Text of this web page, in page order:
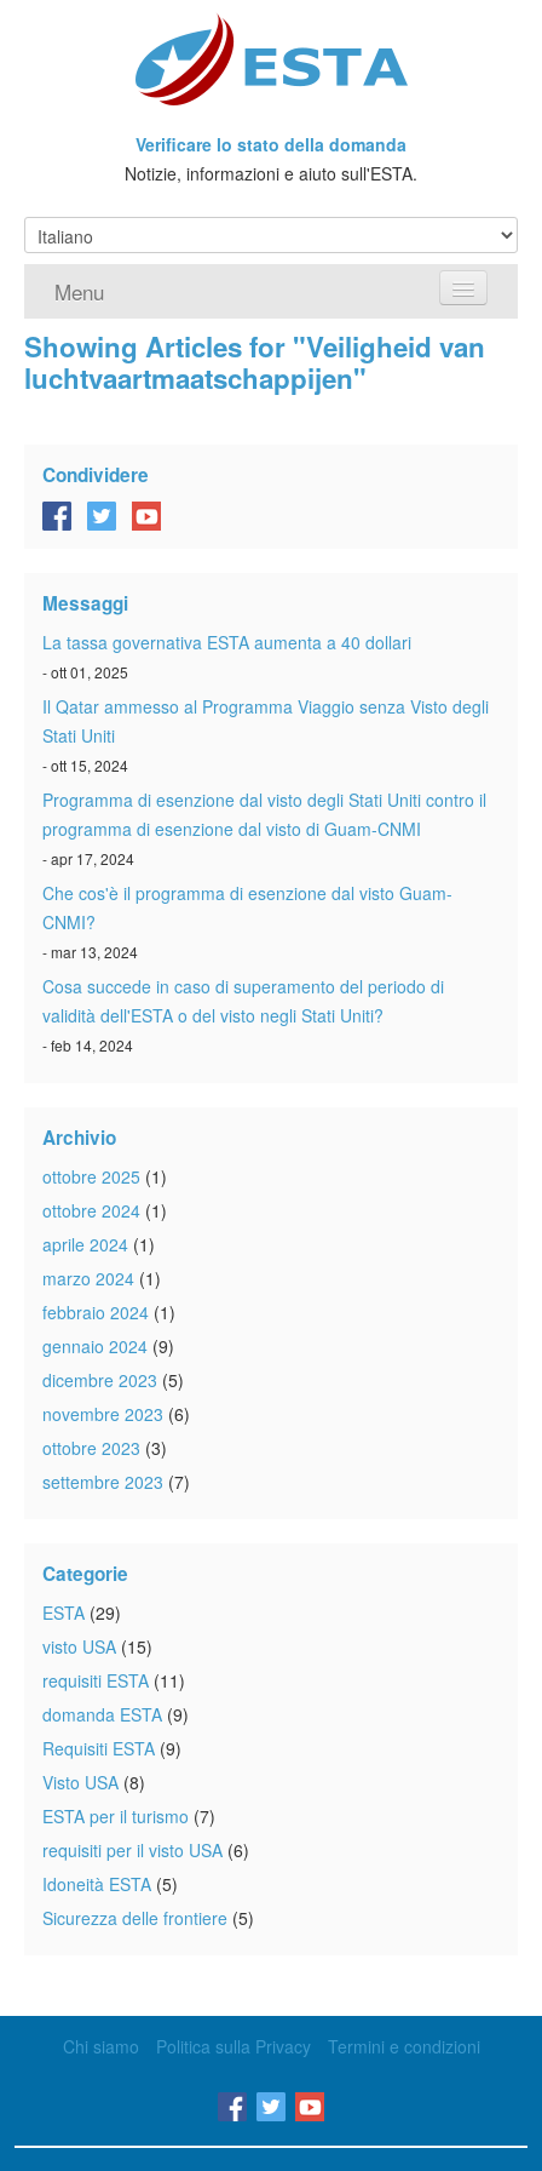
Verificare lo stato della domanda
Notizie, informazioni e aiuto sull'ESTA.
Menu
Home
Viaggio senza Visto
ESTA info
Contatto
Showing Articles for "Veiligheid van
luchtvaartmaatschappijen"
Condividere
Messaggi
La tassa governativa ESTA aumenta a 40 dollari
- ott 01, 2025
Il Qatar ammesso al Programma Viaggio senza Visto degli
Stati Uniti
- ott 15, 2024
Programma di esenzione dal visto degli Stati Uniti contro il
programma di esenzione dal visto di Guam-CNMI
- apr 17, 2024
Che cos'è il programma di esenzione dal visto Guam-
CNMI?
- mar 13, 2024
Cosa succede in caso di superamento del periodo di
validità dell'ESTA o del visto negli Stati Uniti?
- feb 14, 2024
Archivio
ottobre 2025 (1)
ottobre 2024 (1)
aprile 2024 (1)
marzo 2024 (1)
febbraio 2024 (1)
gennaio 2024 (9)
dicembre 2023 (5)
novembre 2023 (6)
ottobre 2023 (3)
settembre 2023 (7)
Categorie
ESTA (29)
visto USA (15)
requisiti ESTA (11)
domanda ESTA (9)
Requisiti ESTA (9)
Visto USA (8)
ESTA per il turismo (7)
requisiti per il visto USA (6)
Idoneità ESTA (5)
Sicurezza delle frontiere (5)
Chi siamo Politica sulla Privacy Termini e condizioni